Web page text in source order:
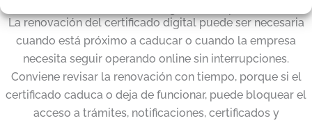
La renovación del certificado digital puede ser necesaria
cuando está próximo a caducar o cuando la empresa
necesita seguir operando online sin interrupciones.
Conviene revisar la renovación con tiempo, porque si el
certificado caduca o deja de funcionar, puede bloquear el
acceso a trámites, notificaciones, certificados y